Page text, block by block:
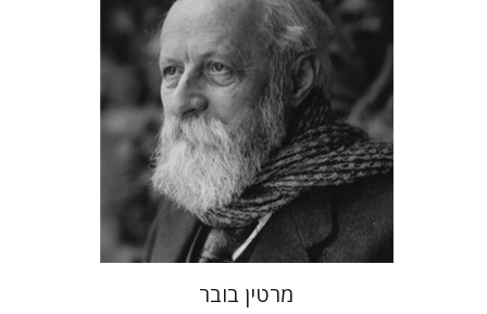
הנחת אתר ספר מודפס
$35
$32
מרטין בובר